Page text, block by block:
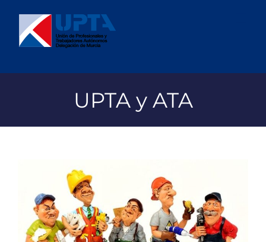
contenido
UPTA y ATA